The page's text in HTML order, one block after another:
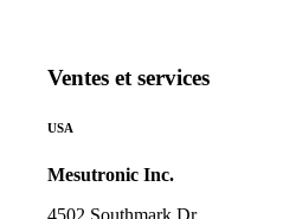
Ventes et services
USA
Mesutronic Inc.
4502 Southmark Dr.